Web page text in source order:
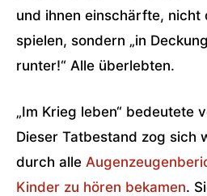
und ihnen einschärfte, nicht
spielen, sondern „in
runter!“ Alle überlebten.
„Im Krieg leben“ bedeutete
Dieser Tatbestand zog sich
durch alle
Kinder zu hören bekamen.